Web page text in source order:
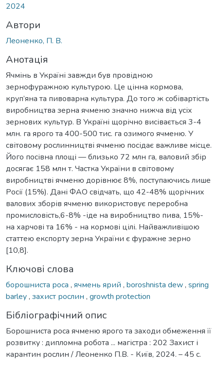
2024
Автори
Леоненко, П. В.
Анотація
Ячмінь в Україні завжди був провідною
зернофуражною культурою. Це цінна кормова,
круп’яна та пивоварна культура. До того ж собівартість
виробництва зерна ячменю значно нижча від усіх
зернових культур. В Україні щорічно висівається 3-4
млн. га ярого та 400-500 тис. га озимого ячменю. У
світовому рослинництві ячменю посідає важливе місце.
Його посівна площі — близько 72 млн га, валовий збір
досягає 158 млн т. Частка України в світовому
виробництві ячменю дорівнює 8%, поступаючись лише
Росії (15%). Дані ФАО свідчать, що 42-48% щорічних
валових зборів ячменю використовує переробна
промисловість,6-8% -іде на виробництво пива, 15%-
на харчові та 16% - на кормові цілі. Найважливішою
статтею експорту зерна України є фуражне зерно
[10,8].
Ключові слова
борошниста роса , ячмень ярий , boroshnista dew, spring
barley, захист рослин , growth protection
Бібліографічний опис
Борошниста роса ячменю ярого та заходи обмеження її
розвитку : дипломна робота ... магістра : 202 Захист і
карантин рослин / Леоненко П.В. - Київ, 2024. – 45 с.